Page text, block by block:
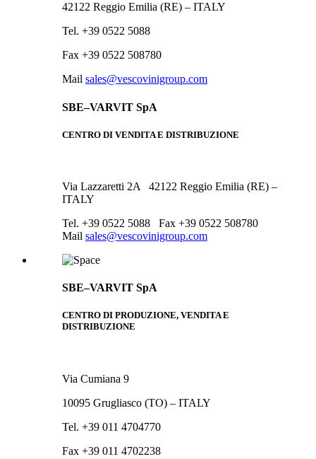
42122 Reggio Emilia (RE) – ITALY
Tel. +39 0522 5088
Fax +39 0522 508780
Mail sales@vescovinigroup.com
SBE–VARVIT SpA
CENTRO DI VENDITA E DISTRIBUZIONE
Via Lazzaretti 2A 42122 Reggio Emilia (RE) –
ITALY
Tel. +39 0522 5088 Fax +39 0522 508780
Mail sales@vescovinigroup.com
SBE–VARVIT SpA
CENTRO DI PRODUZIONE, VENDITA E
DISTRIBUZIONE
Via Cumiana 9
10095 Grugliasco (TO) – ITALY
Tel. +39 011 4704770
Fax +39 011 4702238